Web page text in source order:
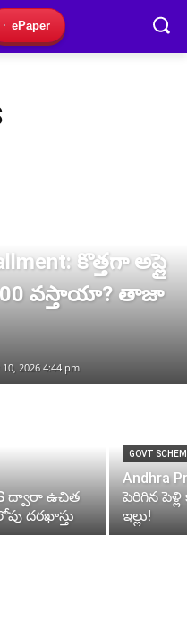
ePaper
కొత్తగా అప్లై
వస్తాయా? తాజా
2026 4:44 pm
ద్వారా ఉచిత
దరఖాస్తు
GOVT
Andhra
పెరిగిన
ఇల్లు!